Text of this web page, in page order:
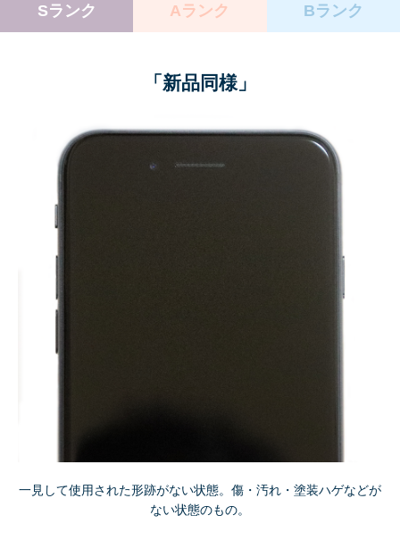
Sランク Aランク Bランク
「新品同様」
一見して使用された形跡がない状態。傷・汚れ・塗装ハゲなどが
ない状態のもの。